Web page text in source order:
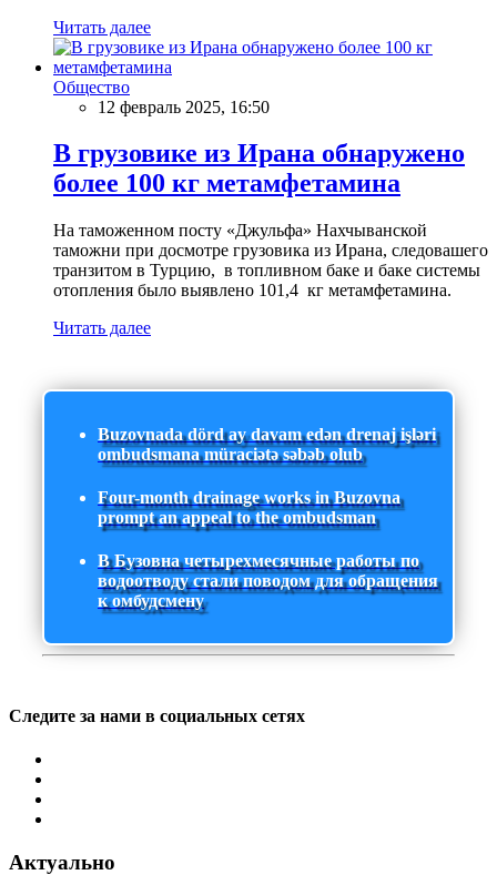
Читать далее
Общество
12 февраль 2025, 16:50
В грузовике из Ирана обнаружено
более 100 кг метамфетамина
На таможенном посту «Джульфа» Нахчыванской
таможни при досмотре грузовика из Ирана, следовашего
транзитом в Турцию, в топливном баке и баке системы
отопления было выявлено 101,4 кг метамфетамина.
Читать далее
Buzovnada dörd ay davam edən drenaj işləri
ombudsmana müraciətə səbəb olub
Four-month drainage works in Buzovna
prompt an appeal to the ombudsman
В Бузовна четырехмесячные работы по
водоотводу стали поводом для обращения
к омбудсмену
Следите за нами в социальных сетях
Актуально